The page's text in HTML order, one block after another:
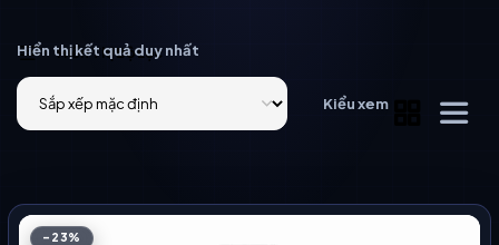
Hiển Thị Bộ Lọc
Hiển thị kết quả duy nhất
Kiểu xem
-23%